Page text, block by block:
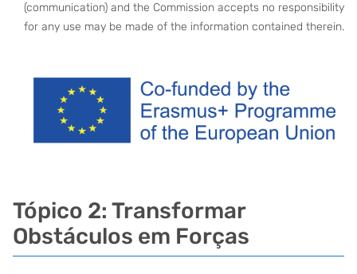
Tópico 2: Transformar
Obstáculos em Forças
(communication) and the Commission accepts no responsibility
for any use may be made of the information contained therein.